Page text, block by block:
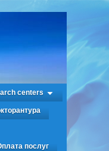
centers
послуг